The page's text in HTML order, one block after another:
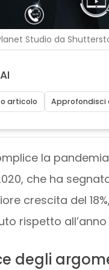
Studio da
articolo Approfondisci
la
che ha
crescita del
rispetto
degli